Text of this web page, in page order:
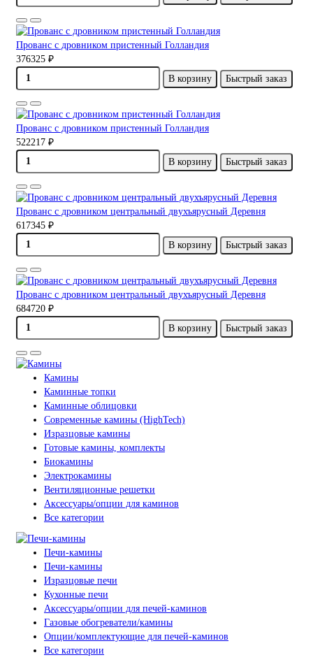
Прованс с дровником пристенный Голландия
376325 ₽
В корзину
Быстрый заказ
Прованс с дровником пристенный Голландия
522217 ₽
В корзину
Быстрый заказ
Прованс с дровником центральный двухъярусный Деревня
617345 ₽
В корзину
Быстрый заказ
Прованс с дровником центральный двухъярусный Деревня
684720 ₽
В корзину
Быстрый заказ
Камины
Каминные топки
Каминные облицовки
Современные камины (HighTech)
Изразцовые камины
Готовые камины, комплекты
Биокамины
Электрокамины
Вентиляционные решетки
Аксессуары/опции для каминов
Все категории
Печи-камины
Печи-камины
Изразцовые печи
Кухонные печи
Аксессуары/опции для печей-каминов
Газовые обогреватели/камины
Опции/комплектующие для печей-каминов
Все категории